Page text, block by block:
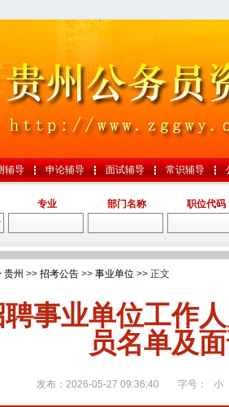
辅导 申论辅导 面试辅导 常识辅导
专业 部门名称 职位代码
贵州 >> 招考公告 >> 事业单位 >> 正文
事业单位工作
员名单及
发布：2026-05-27 09:36:40 字号： 小